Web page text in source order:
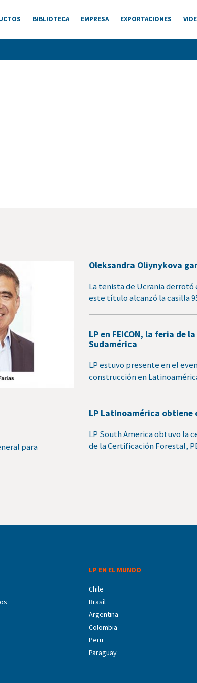
BIBLIOTECA EMPRESA EXPORTACIONES
para
Oleksandra Oliynykova
La tenista de Ucrania derrotó
este título alcanzó la casilla
LP en FEICON, la feria de
Sudamérica
LP estuvo presente en el
construcción en
LP Latinoamérica
LP South America obtuvo la
de la Certificación Forestal,
LP EN EL MUNDO
Chile
Brasil
Argentina
Colombia
Peru
Paraguay